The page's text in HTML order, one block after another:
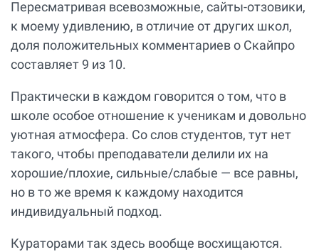
Пересматривая всевозможные, сайты-отзовики,
к моему удивлению, в отличие от других школ,
доля положительных комментариев о Скайпро
составляет 9 из 10.
Практически в каждом говорится о том, что в
школе особое отношение к ученикам и довольно
уютная атмосфера. Со слов студентов, тут нет
такого, чтобы преподаватели делили их на
хорошие/плохие, сильные/слабые — все равны,
но в то же время к каждому находится
индивидуальный подход.
Кураторами так здесь вообще восхищаются.